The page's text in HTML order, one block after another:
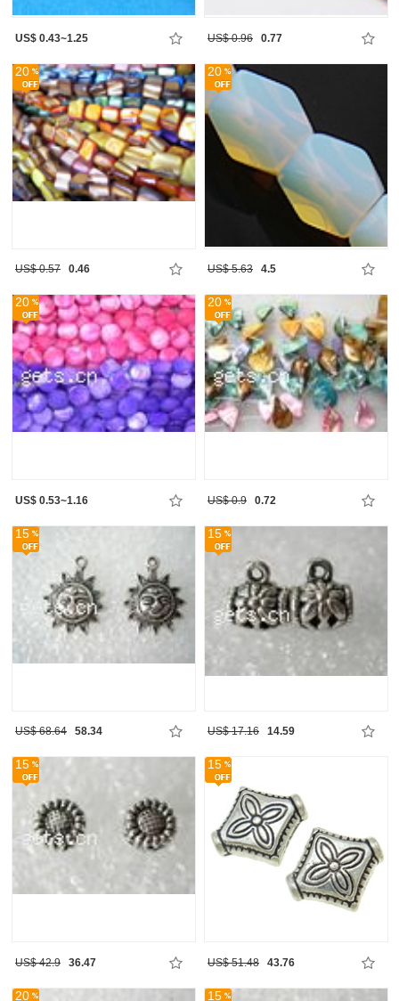
US$ 0.43~1.25 US$ 0.96 0.77
20
US$ 0.57 0.46
20
US$ 5.63 4.5
20
US$ 0.53~1.16
20
US$ 0.9 0.72
15
US$ 68.64 58.34
15
US$ 17.16 14.59
15
US$ 42.9 36.47
15
US$ 51.48 43.76
20 15